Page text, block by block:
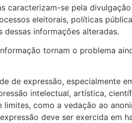
caracterizam-se pela
eleitorais, políticas
informações alteradas.
tornam o problema
de expressão, especialmente
intelectual, artística,
como a vedação ao
deve ser exercida em